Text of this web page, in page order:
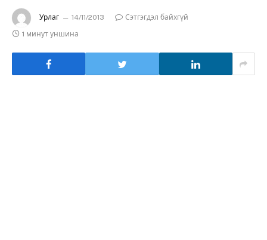
Урлаг 14/11/2013
Сэтгэгдэл байхгүй
1 минут уншина